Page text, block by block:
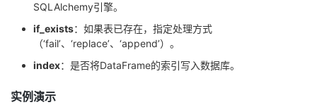
SQLAlchemy引擎。
if_exists：如果表已存在，指定处理方式
（‘fail’、‘replace’、‘append’）。
index：是否将DataFrame的索引写入数据库。
实例演示